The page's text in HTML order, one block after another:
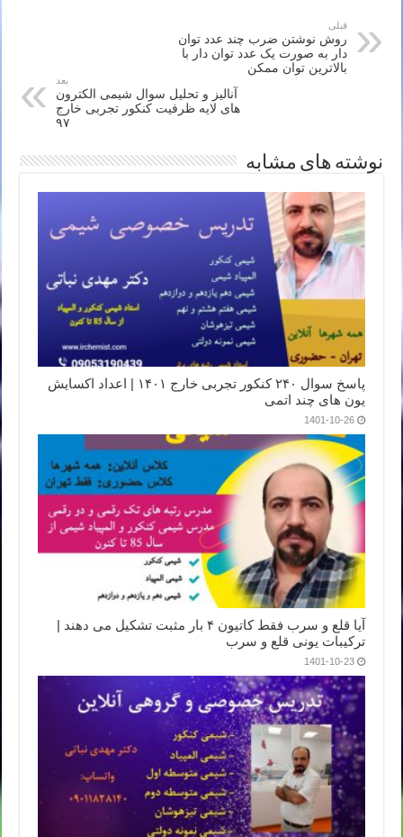
قبلی
روش نوشتن ضرب چند عدد توان
دار به صورت یک عدد توان دار با
بالاترین توان ممکن
بعد
آنالیز و تحلیل سوال شیمی الکترون
های لایه ظرفیت کنکور تجربی خارج
۹۷
نوشته های مشابه
پاسخ سوال ۲۴۰ کنکور تجربی خارج ۱۴۰۱ | اعداد اکسایش
یون های چند اتمی
1401-10-26
آیا قلع و سرب فقط کاتیون ۴ بار مثبت تشکیل می دهند |
ترکیبات یونی قلع و سرب
1401-10-23